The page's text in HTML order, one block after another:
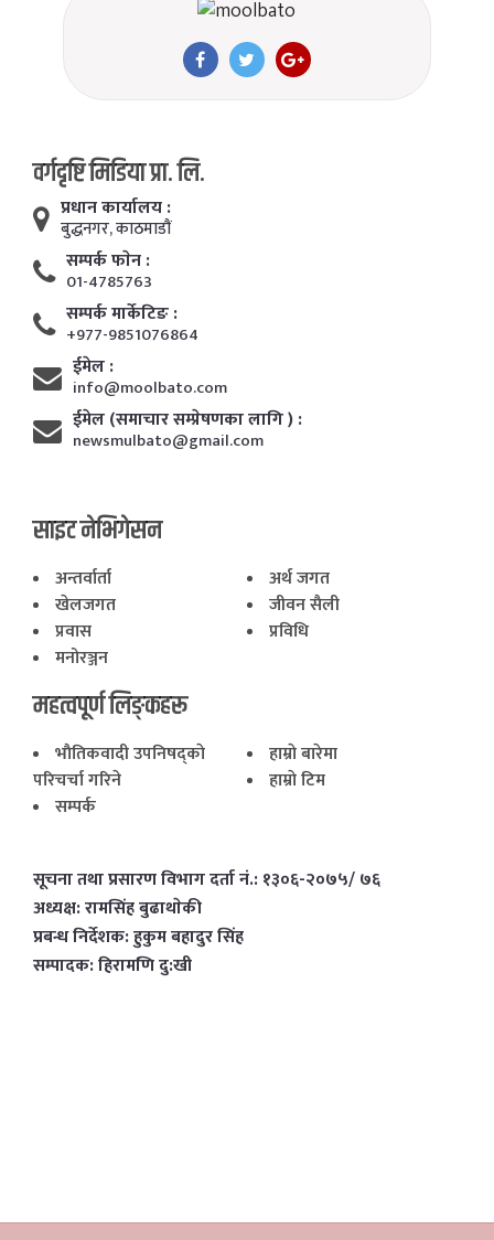
वर्गदृष्टि मिडिया प्रा. लि.
प्रधान कार्यालय :
बुद्धनगर, काठमाडाैं
सम्पर्क फाेन :
01-4785763
सम्पर्क मार्केटिङ :
+977-9851076864
ईमेल :
info@moolbato.com
ईमेल (समाचार सम्प्रेषणका लागि ) :
newsmulbato@gmail.com
साइट नेभिगेसन
अन्तर्वार्ता
अर्थ जगत
खेलजगत
जीवन सैली
प्रवास
प्रविधि
मनोरञ्जन
महत्वपूर्ण लिङ्कहरू
भाैतिकवादी उपनिषद्काे
परिचर्चा गरिने
हाम्राे बारेमा
हाम्राे टिम
सम्पर्क
सूचना तथा प्रसारण विभाग दर्ता नं.: १३०६-२०७५/ ७६
अध्यक्ष: रामसिंह बुढाथाेकी
प्रबन्ध निर्देशक: हुकुम बहादुर सिंह
सम्पादक: हिरामणि दु:खी